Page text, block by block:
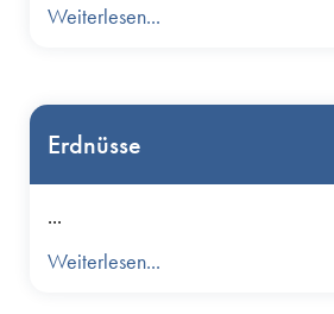
uns Ihre Themenvorschläge mithilfe
Kontaktformulars
shop@drhoelter.de
Weiterlesen...
Erdnüsse
...
Weiterlesen...